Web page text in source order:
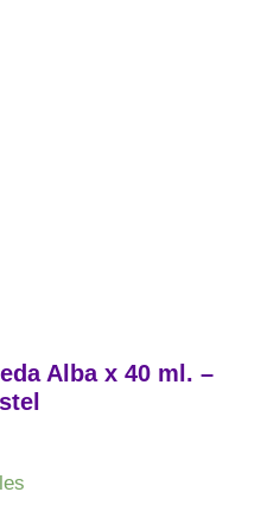
Alba x 40 ml. –